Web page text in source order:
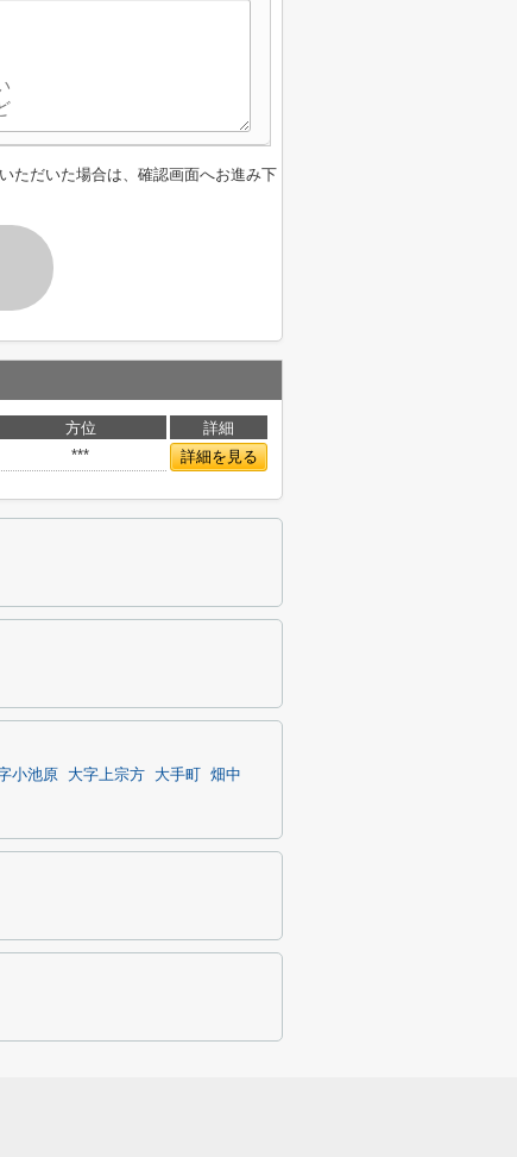
ただいた場合は、確認画面へお進み下
方位
詳細
*** 詳細を見る
小池原 大字上宗方 大手町
畑中